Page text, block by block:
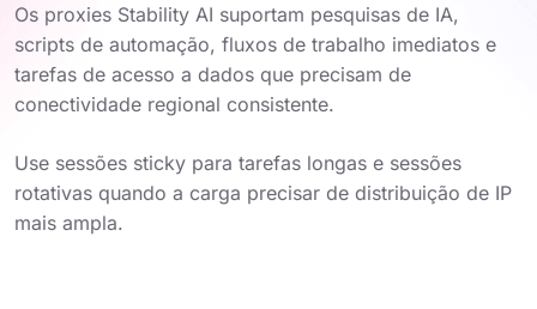
Os proxies Stability AI suportam pesquisas de IA,
scripts de automação, fluxos de trabalho imediatos e
tarefas de acesso a dados que precisam de
conectividade regional consistente.
Use sessões sticky para tarefas longas e sessões
rotativas quando a carga precisar de distribuição de IP
mais ampla.